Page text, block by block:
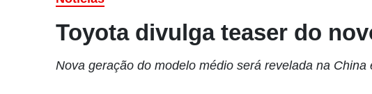
Toyota divulga teaser do
Nova geração do modelo médio será revelada na China